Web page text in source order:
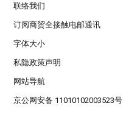
联络我们
订阅商贸全接触电邮通讯
字体大小
私隐政策声明
网站导航
京公网安备 11010102003523号